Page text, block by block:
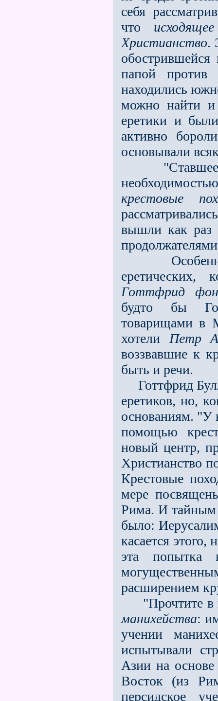
себя
что
Христианство.
папой против
находились
можно найти и
еретики и
активно
основывали
"Ставшее
крестовые
вышли как раз
Особенно
еретических,
Готтфрид
будто бы
товарищами в
хотели Петр
воззвавшие к
быть и речи.
Готтфрид
еретиков, но,
основаниям. "У
помощью
новый центр,
Христианство
Крестовые
мере
Рима. И тайным
было:
касается
эта попытка
расширением
"Прочтите в
манихейства:
учении
испытывали
Азии на основе
Восток (из
персидское